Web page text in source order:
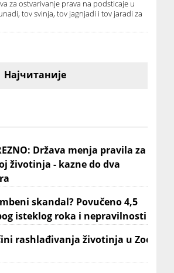
za ostvarivanje prava na podsticaje u
tov svinja, tov jagnjadi i tov jaradi za
Најчитаније
Država menja pravila za
životinja - kazne do dva
skandal? Povučeno 4,5
isteklog roka i nepravilnosti
rashlađivanja životinja u Zoo